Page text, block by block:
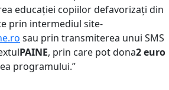
educației copiilor defavorizați din
prin intermediul site-
sau prin transmiterea unui SMS
PAINE, prin care pot dona2 euro
programului.”